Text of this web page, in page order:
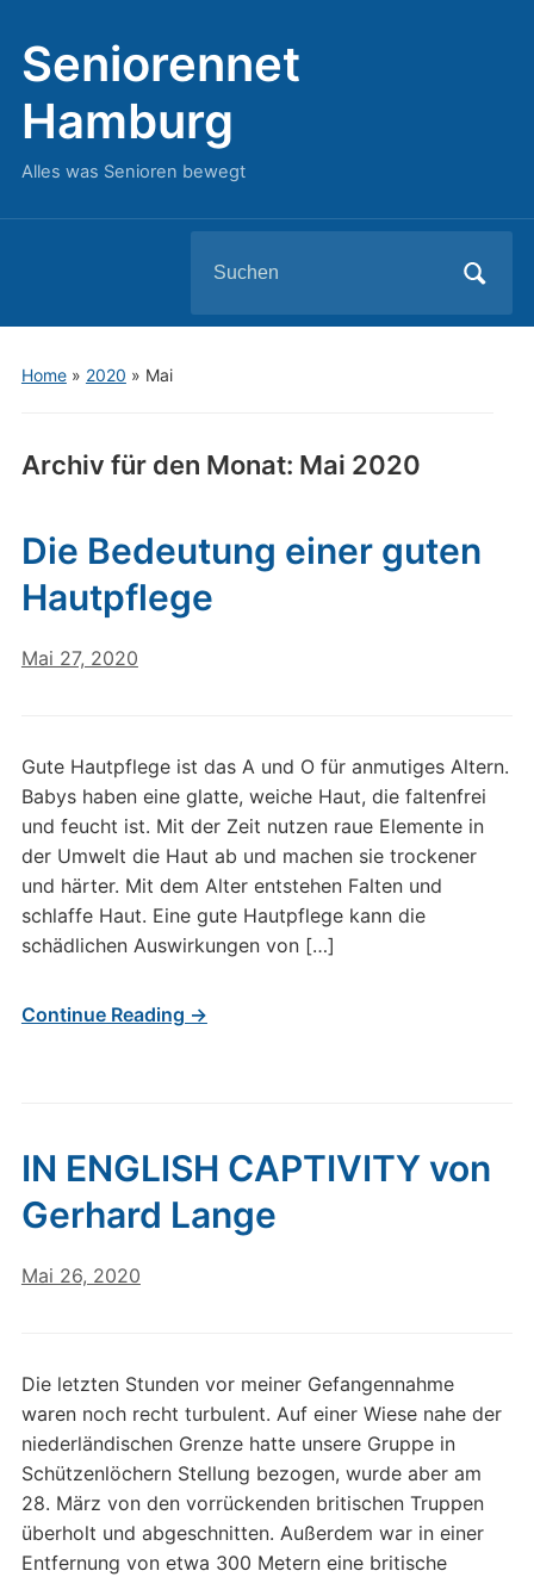
Seniorennet
Hamburg
Alles was Senioren bewegt
for:
Home» 2020 » Mai
Archiv für den Monat: Mai 2020
Die Bedeutung einer guten
Hautpflege
Mai 27, 2020
Gute Hautpflege ist das A und O für anmutiges Altern.
Babys haben eine glatte, weiche Haut, die faltenfrei
und feucht ist. Mit der Zeit nutzen raue Elemente in
der Umwelt die Haut ab und machen sie trockener
und härter. Mit dem Alter entstehen Falten und
schlaffe Haut. Eine gute Hautpflege kann die
schädlichen Auswirkungen von […]
Continue Reading →
IN ENGLISH CAPTIVITY von
Gerhard Lange
Mai 26, 2020
Die letzten Stunden vor meiner Gefangennahme
waren noch recht turbulent. Auf einer Wiese nahe der
niederländischen Grenze hatte unsere Gruppe in
Schützenlöchern Stellung bezogen, wurde aber am
28. März von den vorrückenden britischen Truppen
überholt und abgeschnitten. Außerdem war in einer
Entfernung von etwa 300 Metern eine britische